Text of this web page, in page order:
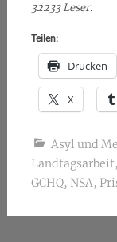
32233 Leser.
Teilen:
Drucken
X
Asyl und
Landtagsarbeit,
GCHQ, NSA,